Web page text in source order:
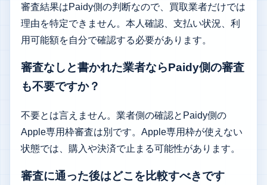
審査結果はPaidy側の判断なので、買取業者だけでは
理由を特定できません。本人確認、支払い状況、利
用可能額を自分で確認する必要があります。
審査なしと書かれた業者ならPaidy側の審査
も不要ですか？
不要とは言えません。業者側の確認とPaidy側の
Apple専用枠審査は別です。Apple専用枠が使えない
状態では、購入や決済で止まる可能性があります。
審査に通った後はどこを比較すべきです